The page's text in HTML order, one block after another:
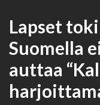
Lapset
Suomella
auttaa